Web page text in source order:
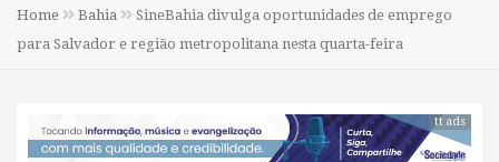
Home Bahia
SineBahia divulga oportunidades de emprego
para Salvador e região metropolitana nesta quarta-feira
tt ads